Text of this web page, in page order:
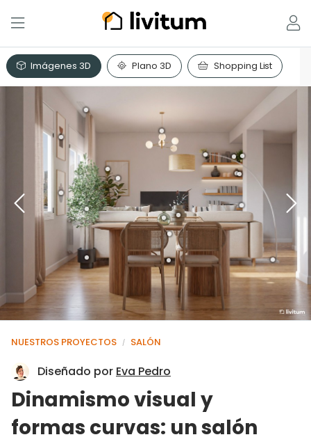
Imágenes 3D Plano 3D Shopping List
NUESTROS PROYECTOS / SALÓN
Diseñado por Eva Pedro
Dinamismo visual y
formas curvas: un salón